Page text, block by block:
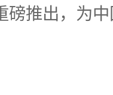
磅推出，为